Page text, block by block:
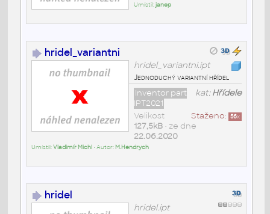
Umístil:janep
hridel_variantni
hridel_variantni.ipt
Jednoduchý variantní hřídel
kat:Hřídele
Inventor part
IPT2021
Staženo: 56x
Velikost
127,5kB• ze dne
22.06.2020
Umístil:Vladimír Michl • Autor: M.Hendrych
hridel
hridel.ipt